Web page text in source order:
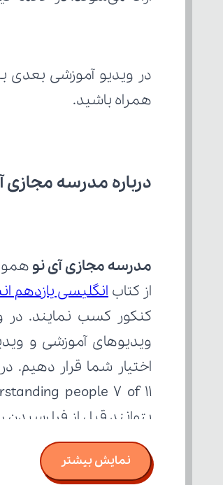
در ویدیو آموزشی بعدی
همراه باشید.
درباره مدرسه مجازی
مدرسه مجازی آی نو
از کتاب انگلیسی یازدهم
بتوانند قبل از فرا
نمایش بیشتر